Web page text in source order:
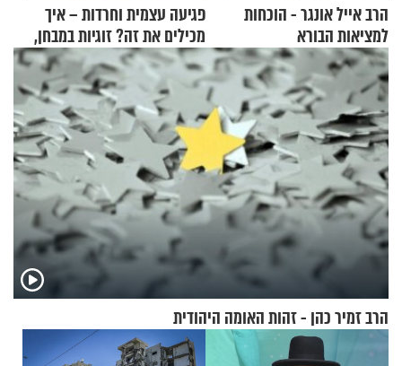
הרב אייל אונגר - הוכחות
למציאות הבורא
פגיעה עצמית וחרדות – איך
מכילים את זה? זוגיות במבחן,
הפעם עם יהודית ואלתר כהן
הרב זמיר כהן - זהות האומה היהודית